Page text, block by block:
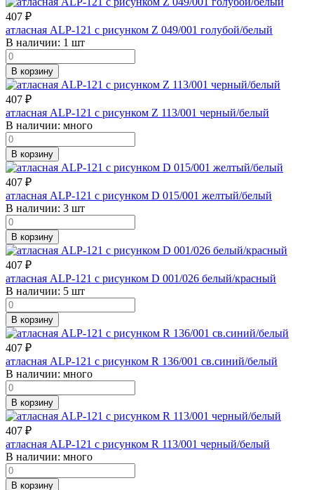
407 ₽
атласная ALP-121 с рисунком Z 049/001 голубой/белый
В наличии: 1 шт
В корзину
407 ₽
атласная ALP-121 с рисунком Z 113/001 черный/белый
В наличии: много
В корзину
407 ₽
атласная ALP-121 с рисунком D 015/001 желтый/белый
В наличии: 3 шт
В корзину
407 ₽
атласная ALP-121 с рисунком D 001/026 белый/красный
В наличии: 5 шт
В корзину
407 ₽
атласная ALP-121 с рисунком R 136/001 св.синий/белый
В наличии: много
В корзину
407 ₽
атласная ALP-121 с рисунком R 113/001 черный/белый
В наличии: много
В корзину